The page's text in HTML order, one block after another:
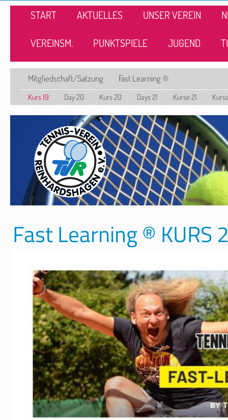
START AKTUELLES UNSER VEREIN
VEREINSM. PUNKTSPIELE JUGEND
Mitgliedschaft/Satzung Fast Learning ®
Kurs 19 Day 20 Kurs 20 Days 21 Kurse 21
Fast Learning ® KURS